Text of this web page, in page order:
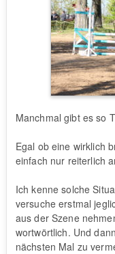
Manchmal gibt es so
Egal ob eine wirklich
einfach nur reiterlich
Ich kenne solche
versuche erstmal
aus der Szene
wortwörtlich. Und
nächsten Mal zu